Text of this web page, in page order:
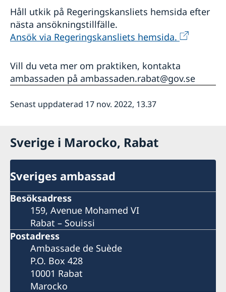
Håll utkik på Regeringskansliets hemsida efter
nästa ansökningstillfälle.
Ansök via Regeringskansliets hemsida.
Vill du veta mer om praktiken, kontakta
ambassaden på ambassaden.rabat@gov.se
Senast uppdaterad 17 nov. 2022, 13.37
Sverige i Marocko, Rabat
Sveriges ambassad
Besöksadress
159, Avenue Mohamed VI
Rabat – Souissi
Postadress
Ambassade de Suède
P.O. Box 428
10001 Rabat
Marocko